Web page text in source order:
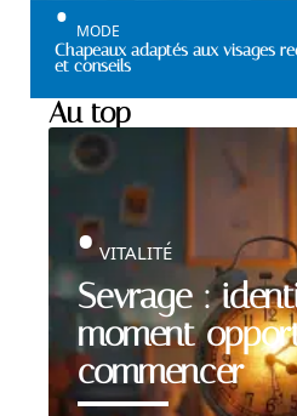
MODE
Chapeaux adaptés aux visages
et conseils
Au top
Sevrage :
moment
commencer
VITALITÉ